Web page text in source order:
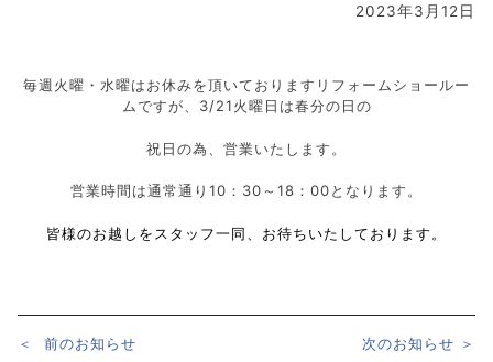
2023年3月12日
毎週火曜・水曜はお休みを頂いておりますリフォームショールー
ムですが、3/21火曜日は春分の日の
祝日の為、営業いたします。
営業時間は通常通り10：30～18：00となります。
皆様のお越しをスタッフ一同、お待ちいたしております。
投
＜ 前のお知らせ 次のお知らせ ＞